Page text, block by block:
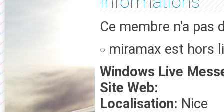
Ce membre n'a pas
miramax est hors
Windows Live
Site Web:
Localisation: Nice